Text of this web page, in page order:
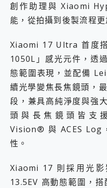
創作助理與 Xiaomi
能，從拍攝到後製流程更
Xiaomi 17 Ultra 首度
1050L」感光元件，透
態範圍表現，並配備
續光學變焦長焦鏡頭，
段，兼具高純淨度與強
頭與長焦鏡頭皆支
Vision® 與 ACES Log
性。
Xiaomi 17 則採用光
13.5EV 高動態範圍，